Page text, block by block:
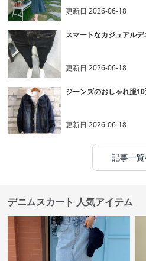
更新日2026-06-18
スマートなカジュアル
更新日2026-06-18
ジーンズのおしゃれ服
更新日2026-06-18
記事一
デニムスカート 人気アイテム